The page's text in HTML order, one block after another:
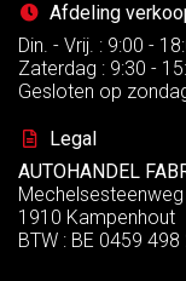
Afdeling
Din. - Vrij. : 9:00 -
Zaterdag : 9:30 -
Gesloten op
Legal
AUTOHANDEL
Mechelsesteenweg
1910 Kampenhout
BTW : BE 0459 498